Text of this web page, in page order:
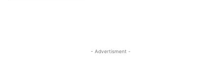
- Advertisment -